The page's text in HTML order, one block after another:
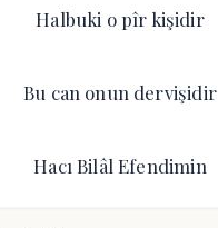
Halbuki o pîr kişidir
Bu can onun dervişidir
Hacı Bilâl Efendimin